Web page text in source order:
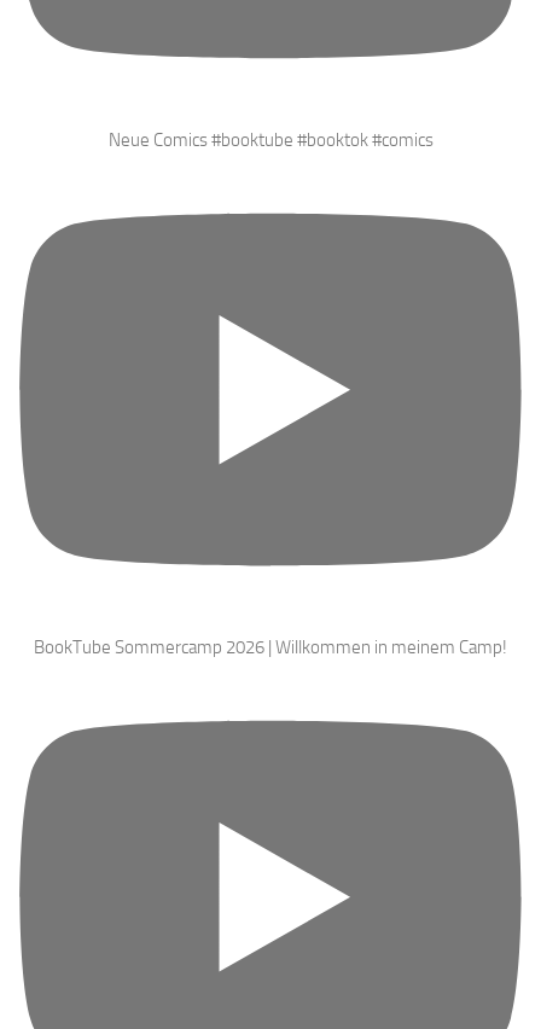
Neue Comics #booktube #booktok #comics
BookTube Sommercamp 2026 | Willkommen in meinem Camp!